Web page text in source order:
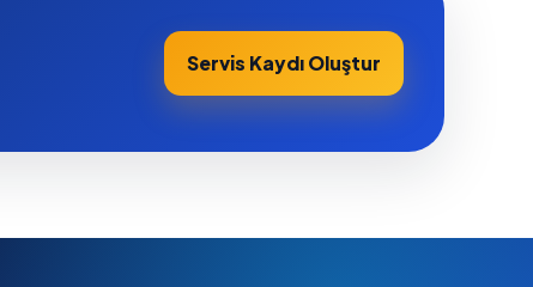
Servis Kaydı Oluştur